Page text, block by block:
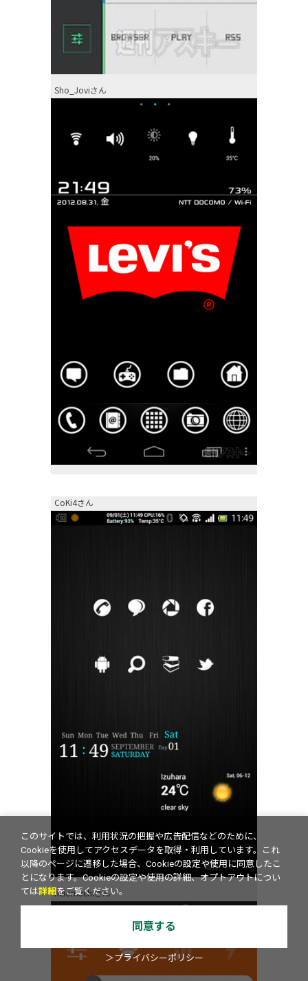
Sho_Joviさん
CoKi4さん
heiomachiさん
このサイトでは、利用状況の把握や広告配信などのために、
Cookieを使用してアクセスデータを取得・利用しています。これ
以降のページに遷移した場合、Cookieの設定や使用に同意したこ
とになります。Cookieの設定や使用の詳細、オプトアウトについ
ては詳細をご覧ください。
同意する
＞プライバシーポリシー